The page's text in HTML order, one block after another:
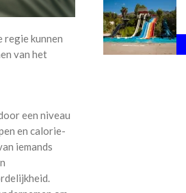
regie kunnen
van het
een niveau
en calorie-
iemands